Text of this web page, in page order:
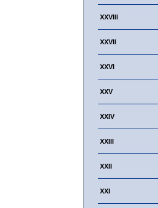
XXVIII
XXVII
XXVI
XXV
XXIV
XXIII
XXII
XXI